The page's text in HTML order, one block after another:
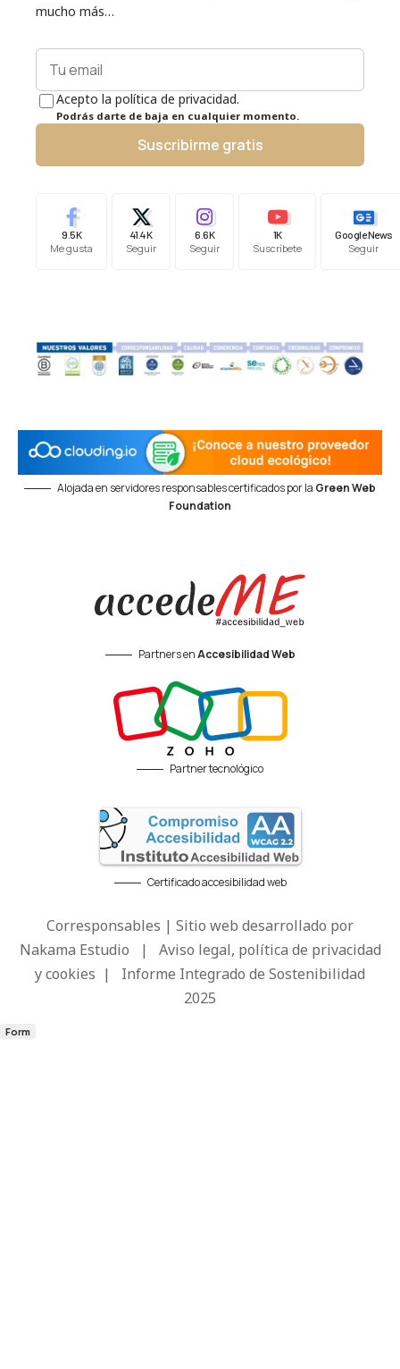
mucho más…
Acepto la política de privacidad.
Podrás darte de baja en cualquier momento.
Suscribirme gratis
9.5K
Me gusta
41.4K
Seguir
6.6K
Seguir
1K
Suscríbete
Google News
Seguir
Alojada en servidores responsables certificados por la Green Web
Foundation
Partners enAccesibilidad Web
Partner tecnológico
Certificado accesibilidad web
Corresponsables | Sitio web desarrollado por
Nakama Estudio | Aviso legal, política de privacidad
y cookies | Informe Integrado de Sostenibilidad
2025
Form